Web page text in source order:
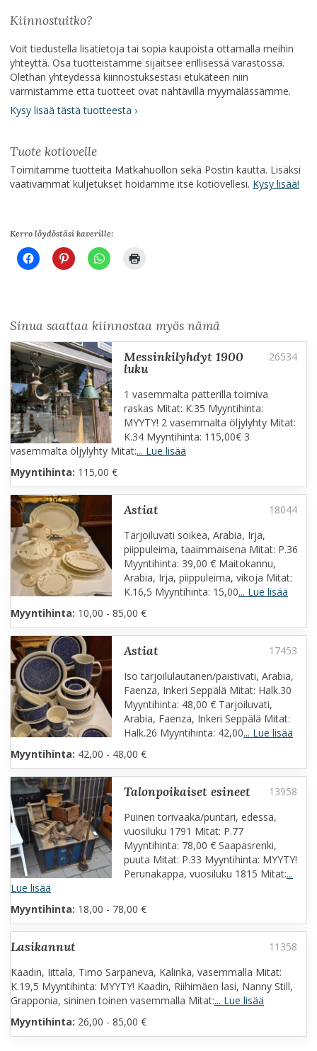
Kiinnostuitko?
Voit tiedustella lisätietoja tai sopia kaupoista ottamalla meihin
yhteyttä. Osa tuotteistamme sijaitsee erillisessä varastossa.
Olethan yhteydessä kiinnostuksestasi etukäteen niin
varmistamme että tuotteet ovat nähtävillä myymälässämme.
Kysy lisää tästä tuotteesta ›
Tuote kotiovelle
Toimitamme tuotteita Matkahuollon sekä Postin kautta. Lisäksi
vaativammat kuljetukset hoidamme itse kotiovellesi. Kysy lisää!
Kerro löydöstäsi kaverille:
Sinua saattaa kiinnostaa myös nämä
messinkilyhdyt 1900
luku
1 vasemmalta patterilla toimiva
raskas Mitat: K.35 Myyntihinta:
MYYTY! 2 vasemmalta öljylyhty Mitat:
K.34 Myyntihinta: 115,00€ 3
vasemmalta öljylyhty Mitat:... Lue lisää
Myyntihinta: 115,00 €
astiat
Tarjoiluvati soikea, Arabia, Irja,
piippuleima, taaimmaisena Mitat: P.36
Myyntihinta: 39,00 € Maitokannu,
Arabia, Irja, piippuleima, vikoja Mitat:
K.16,5 Myyntihinta: 15,00... Lue lisää
Myyntihinta: 10,00 - 85,00 €
astiat
Iso tarjoilulautanen/paistivati, Arabia,
Faenza, Inkeri Seppälä Mitat: Halk.30
Myyntihinta: 48,00 € Tarjoiluvati,
Arabia, Faenza, Inkeri Seppälä Mitat:
Halk.26 Myyntihinta: 42,00... Lue lisää
Myyntihinta: 42,00 - 48,00 €
talonpoikaiset esineet
Puinen torivaaka/puntari, edessä,
vuosiluku 1791 Mitat: P.77
Myyntihinta: 78,00 € Saapasrenki,
puuta Mitat: P.33 Myyntihinta: MYYTY!
Perunakappa, vuosiluku 1815 Mitat:...
Lue lisää
Myyntihinta: 18,00 - 78,00 €
lasikannut
Kaadin, Iittala, Timo Sarpaneva, Kalinka, vasemmalla Mitat:
K.19,5 Myyntihinta: MYYTY! Kaadin, Riihimäen lasi, Nanny Still,
Grapponia, sininen toinen vasemmalla Mitat:... Lue lisää
Myyntihinta: 26,00 - 85,00 €